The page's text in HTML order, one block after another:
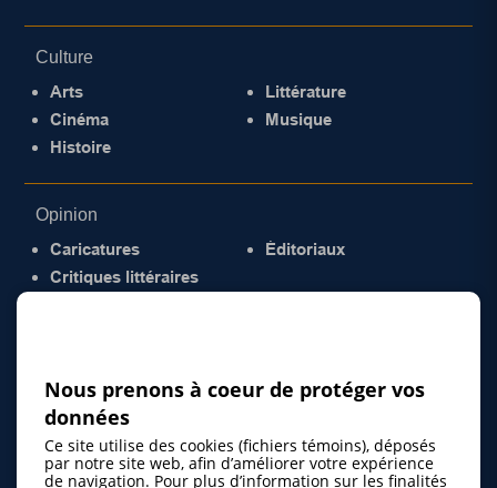
Culture
Arts
Cinéma
Histoire
Littérature
Musique
Opinion
Caricatures
Critiques littéraires
Éditoriaux
Nous prenons à coeur de protéger vos
données
Ce site utilise des cookies (fichiers témoins), déposés
par notre site web, afin d’améliorer votre expérience
de navigation. Pour plus d’information sur les finalités